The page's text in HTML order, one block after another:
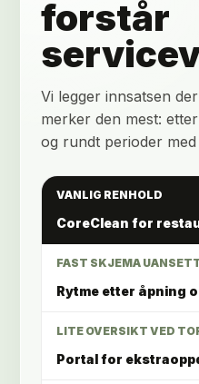
forstår
Vi legger innsatsen
merker den mest:
og rundt perioder
VANLIG RENHOLD
CoreClean for
FAST SKJEMA
Rytme etter åpning
LITE OVERSIKT VED
Portal for